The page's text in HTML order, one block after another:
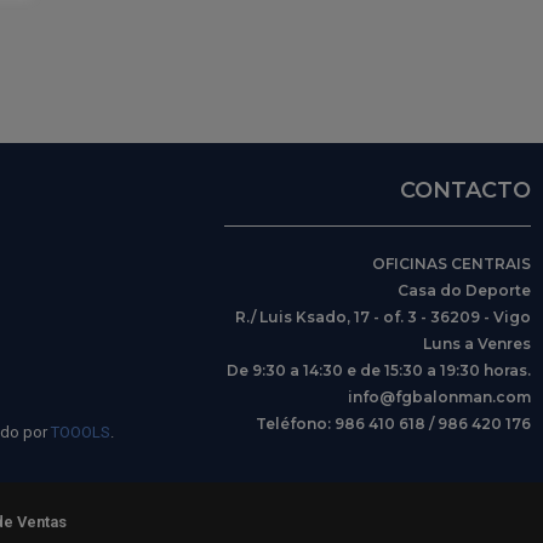
por TOOOLS
CONTACTO
OFICINAS CENTRAIS
Casa do Deporte
R./ Luis Ksado, 17 - of. 3 - 36209 - Vigo
Luns a Venres
De 9:30 a 14:30 e de 15:30 a 19:30 horas.
info@fgbalonman.com
Teléfono: 986 410 618 / 986 420 176
Ventas